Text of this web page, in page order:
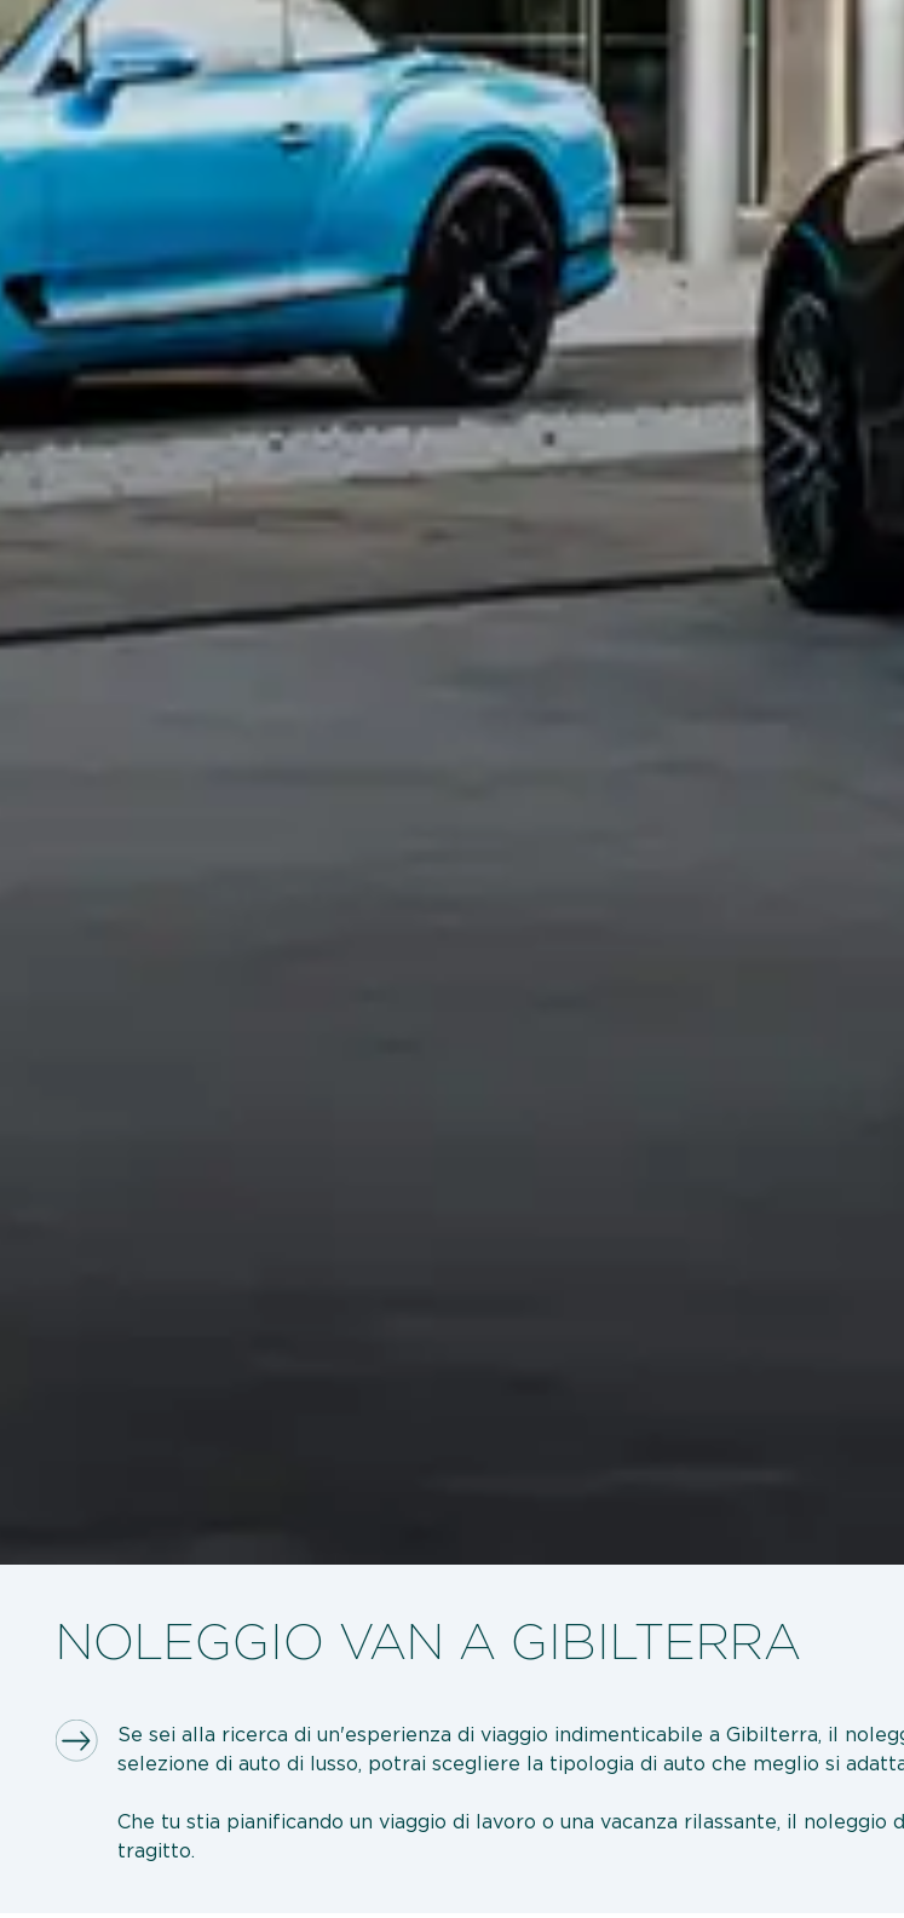
NOLEGGIO VAN A GIBILTERRA
Se sei alla ricerca di un'esperienza di viaggio indimenticabile a Gibilterra, il
selezione di auto di lusso, potrai scegliere la tipologia di auto che meglio si
Che tu stia pianificando un viaggio di lavoro o una vacanza rilassante, il
tragitto.